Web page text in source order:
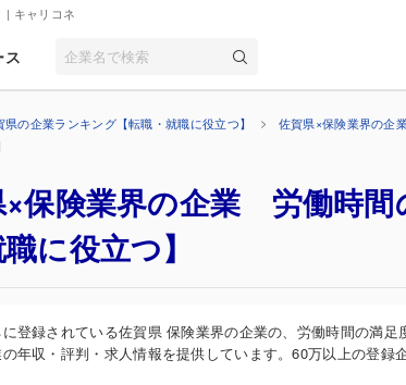
| キャリコネ
ス
県の企業ランキング【転職・就職に役立つ】
佐賀県×保険業界の企
保険業界の企業 労働時間
に役立つ】
登録されている佐賀県 保険業界の企業の、労働時間の満
年収・評判・求人情報を提供しています。60万以上の登録